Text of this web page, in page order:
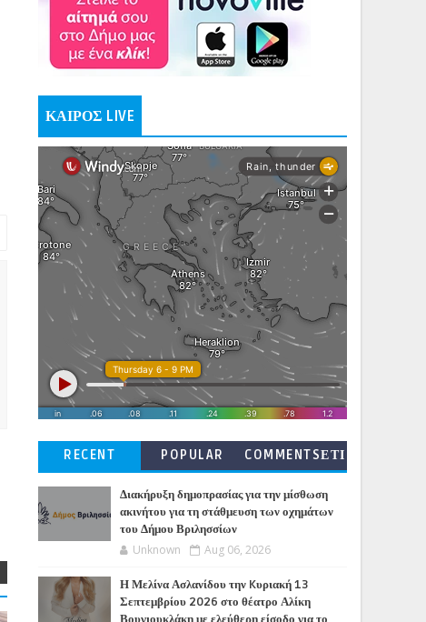
ΚΑΙΡΟΣ LIVE
RECENT POPULAR
COMMENTSΕΤΙ
Διακήρυξη δημοπρασίας για την μίσθωση
ακινήτου για τη στάθμευση των οχημάτων
του Δήμου Βριλησσίων
Unknown Aug 06, 2026
Η Μελίνα Ασλανίδου την Kυριακή 13
Σεπτεμβρίου 2026 στο θέατρο Αλίκη